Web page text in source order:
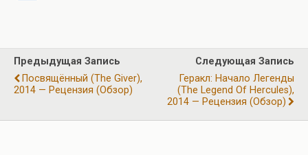
o
o
k
a
m
A
p
p
р
а
в
и
Предыдущая Запись
Посвящённый (The Giver),
2014 — Рецензия (обзор)
Следующая Запись
Геракл: Начало Легенды
(The Legend Of Hercules),
2014 — Рецензия (обзор)